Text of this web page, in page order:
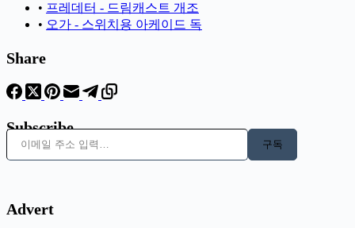
• 프레데터 - 드림캐스트 개조
• 오가 - 스위치용 아케이드 독
Share
Subscribe
이메일 주소 입력…
구독
Advert